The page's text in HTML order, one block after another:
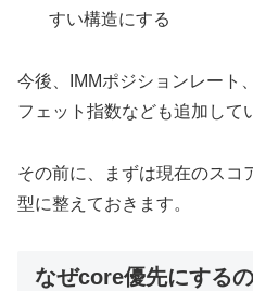
すい構造にする
今後、IMMポジションレート
フェット指数なども追加して
その前に、まずは現在のスコ
型に整えておきます。
なぜcore優先にする